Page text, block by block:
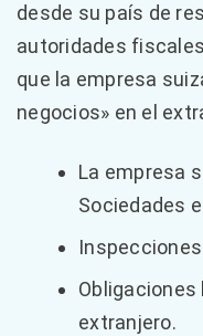
desde su país de
autoridades
que la empresa
negocios» en el
La empresa
Sociedades
Obligaciones
extranjero.